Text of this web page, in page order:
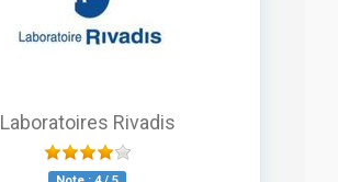
Laboratoires Rivadis